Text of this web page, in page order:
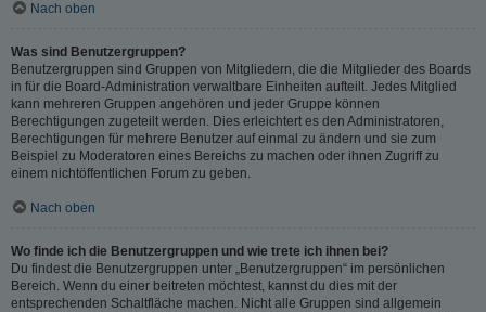
Nach oben
Was sind Benutzergruppen?
Benutzergruppen sind Gruppen von Mitgliedern, die die Mitglieder des Boards
in für die Board-Administration verwaltbare Einheiten aufteilt. Jedes Mitglied
kann mehreren Gruppen angehören und jeder Gruppe können
Berechtigungen zugeteilt werden. Dies erleichtert es den Administratoren,
Berechtigungen für mehrere Benutzer auf einmal zu ändern und sie zum
Beispiel zu Moderatoren eines Bereichs zu machen oder ihnen Zugriff zu
einem nichtöffentlichen Forum zu geben.
Nach oben
Wo finde ich die Benutzergruppen und wie trete ich ihnen bei?
Du findest die Benutzergruppen unter „Benutzergruppen“ im persönlichen
Bereich. Wenn du einer beitreten möchtest, kannst du dies mit der
entsprechenden Schaltfläche machen. Nicht alle Gruppen sind allgemein